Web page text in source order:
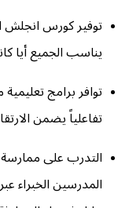
توفير كورس انجلش
يناسب الجميع أيا
توافر برامج
تفاعلياً يضمن
التدرب على ممارسة
المدرسين الخبراء